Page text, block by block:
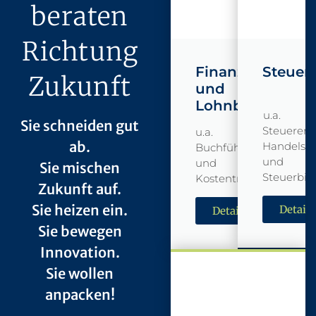
beraten
Richtung
Zukunft
Sie schneiden gut
ab.
Sie mischen
Zukunft auf.
Sie heizen ein.
Sie bewegen
Innovation.
Sie wollen
anpacken!
Finanz-
und
u.a.
Buchführung
und
Kostenträgerrechnung
Details
u.a.
Handels-
und
Details